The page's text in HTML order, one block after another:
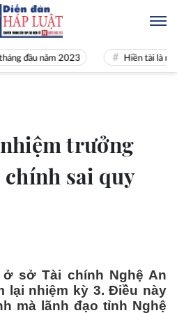
năm 2023 Hiền tài là nguyên
trưởng
sai quy
sở Tài chính Nghệ An
lại nhiệm kỳ 3. Điều này
mà lãnh đạo tỉnh Nghệ